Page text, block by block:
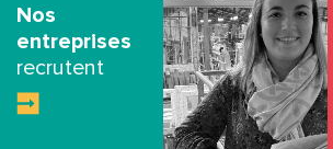
Nos
entreprises
recrutent